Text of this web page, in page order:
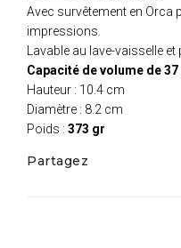
Avec survêtement en Orca
impressions.
Lavable au lave-vaisselle
Capacité de volume de 37
Hauteur : 10.4 cm
Diamètre : 8.2 cm
Poids : 373 gr
Partagez